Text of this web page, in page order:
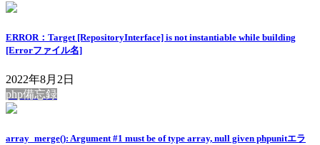
ERROR：Target [RepositoryInterface] is not instantiable while building
[Errorファイル名]
2022年8月2日
php備忘録
array_merge(): Argument #1 must be of type array, null given phpunitエラ